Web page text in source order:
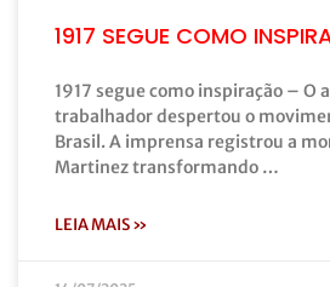
1917 SEGUE COMO
1917 segue como inspiração – O
trabalhador despertou o
Brasil. A imprensa registrou a
Martinez transformando …
LEIA MAIS »